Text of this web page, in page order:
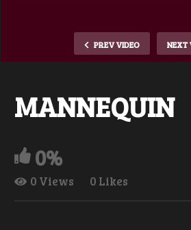
PREV VIDEO NEXT
MANNEQUIN
0%
0 Views 0 Likes